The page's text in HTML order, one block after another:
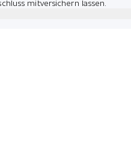
mitversichern lassen.